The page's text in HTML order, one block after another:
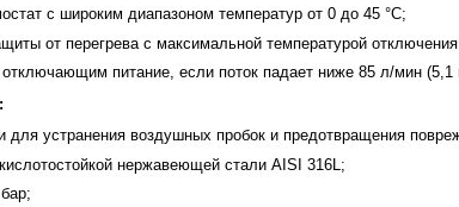
с широким диапазоном температур от 0 до 45 °C;
от перегрева с максимальной температурой отключения
питание, если поток падает ниже 85 л/мин (5,1
для устранения воздушных пробок и предотвращения
нержавеющей стали AISI 316L;